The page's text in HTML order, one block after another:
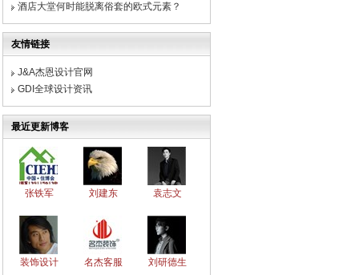
酒店大堂何时能脱离俗套的欧式元素？
友情链接
J&A杰恩设计官网
GDI全球设计资讯
最近更新博客
张铁军 刘建东 袁志文
装饰设计 名杰客服 刘研德生